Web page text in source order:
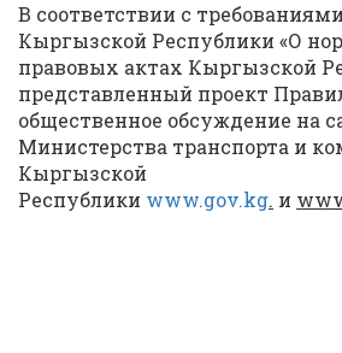
В соответствии с
Кыргызской Республики «О
правовых актах Кыргызской
представленный проект
общественное обсуждение на
Министерства транспорта и
Кыргызской
Республики www.gov.kg. и